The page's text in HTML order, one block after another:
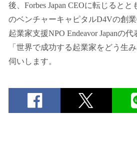
後、Forbes Japan CEOに転じると
のベンチャーキャピタルD4Vの創
起業家支援NPO Endeavor Japanの
「世界で成功する起業家をどう生
伺いします。